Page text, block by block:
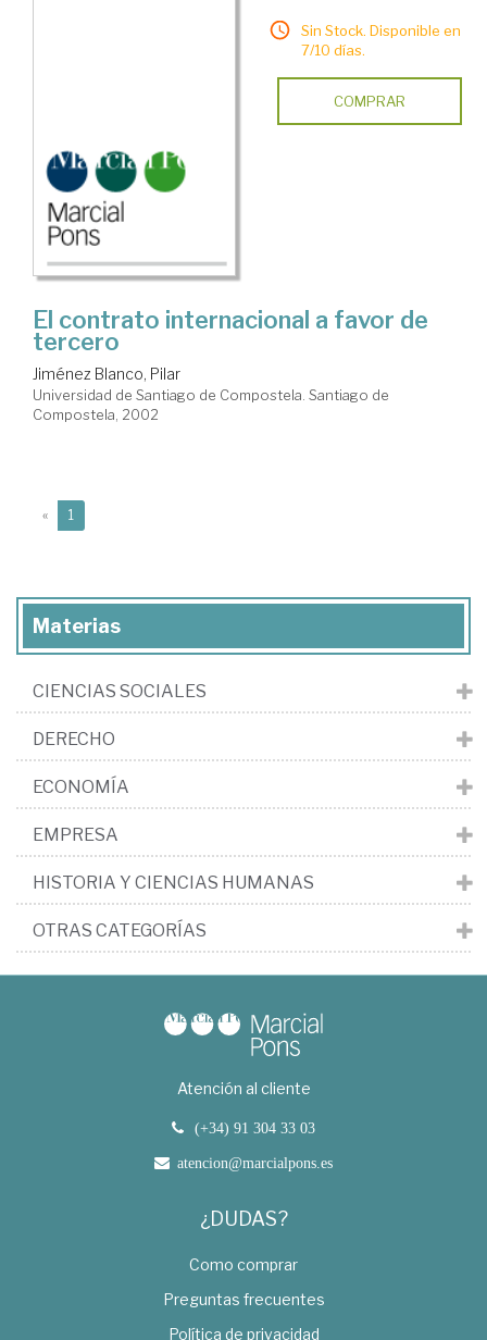
Sin Stock. Disponible en
7/10 días.
COMPRAR
El contrato internacional a favor de
tercero
Jiménez Blanco, Pilar
Universidad de Santiago de Compostela. Santiago de
Compostela, 2002
« 1
Materias
CIENCIAS SOCIALES
DERECHO
ECONOMÍA
EMPRESA
HISTORIA Y CIENCIAS HUMANAS
OTRAS CATEGORÍAS
Atención al cliente
(+34) 91 304 33 03
atencion@marcialpons.es
¿DUDAS?
Como comprar
Preguntas frecuentes
Política de privacidad